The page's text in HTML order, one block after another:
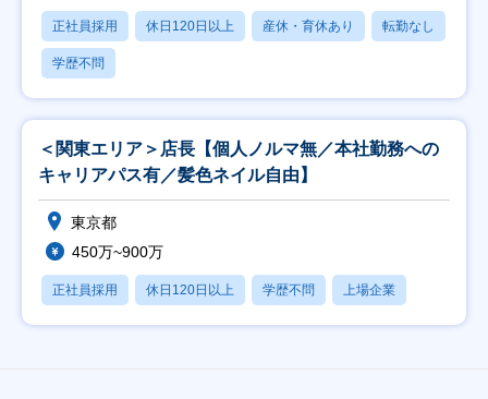
正社員採用 休日120日以上 産休・育休あり 転勤なし
学歴不問
＜関東エリア＞店長【個人ノルマ無／本社勤務への
キャリアパス有／髪色ネイル自由】
東京都
450万~900万
正社員採用 休日120日以上 学歴不問 上場企業